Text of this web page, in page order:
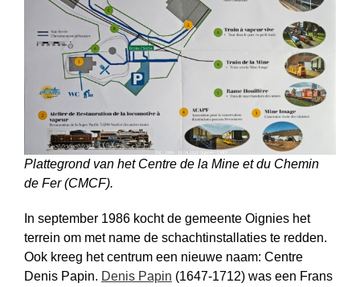
Plattegrond van het Centre de la Mine et du Chemin
de Fer (CMCF).
In september 1986 kocht de gemeente Oignies het
terrein om met name de schachtinstallaties te redden.
Ook kreeg het centrum een nieuwe naam: Centre
Denis Papin. Denis Papin (1647-1712) was een Frans